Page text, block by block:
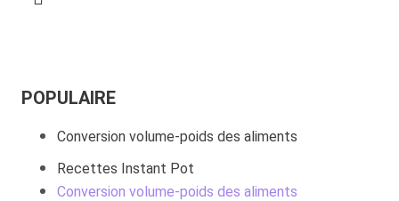
POPULAIRE
Conversion volume-poids des aliments
Recettes Instant Pot
Conversion volume-poids des aliments